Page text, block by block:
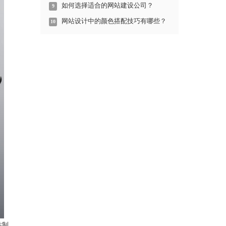
9 如何选择适合的网站建设公司？
10 网站设计中的颜色搭配技巧有哪些？